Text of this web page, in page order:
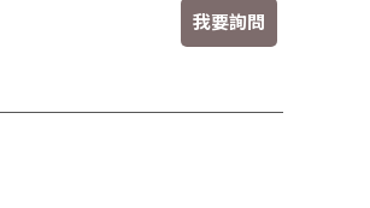
我要詢問